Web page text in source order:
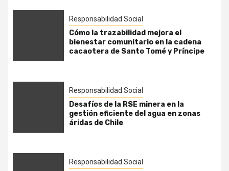
Responsabilidad Social
Cómo la trazabilidad mejora el
bienestar comunitario en la cadena
cacaotera de Santo Tomé y Príncipe
Responsabilidad Social
Desafíos de la RSE minera en la
gestión eficiente del agua en zonas
áridas de Chile
Responsabilidad Social